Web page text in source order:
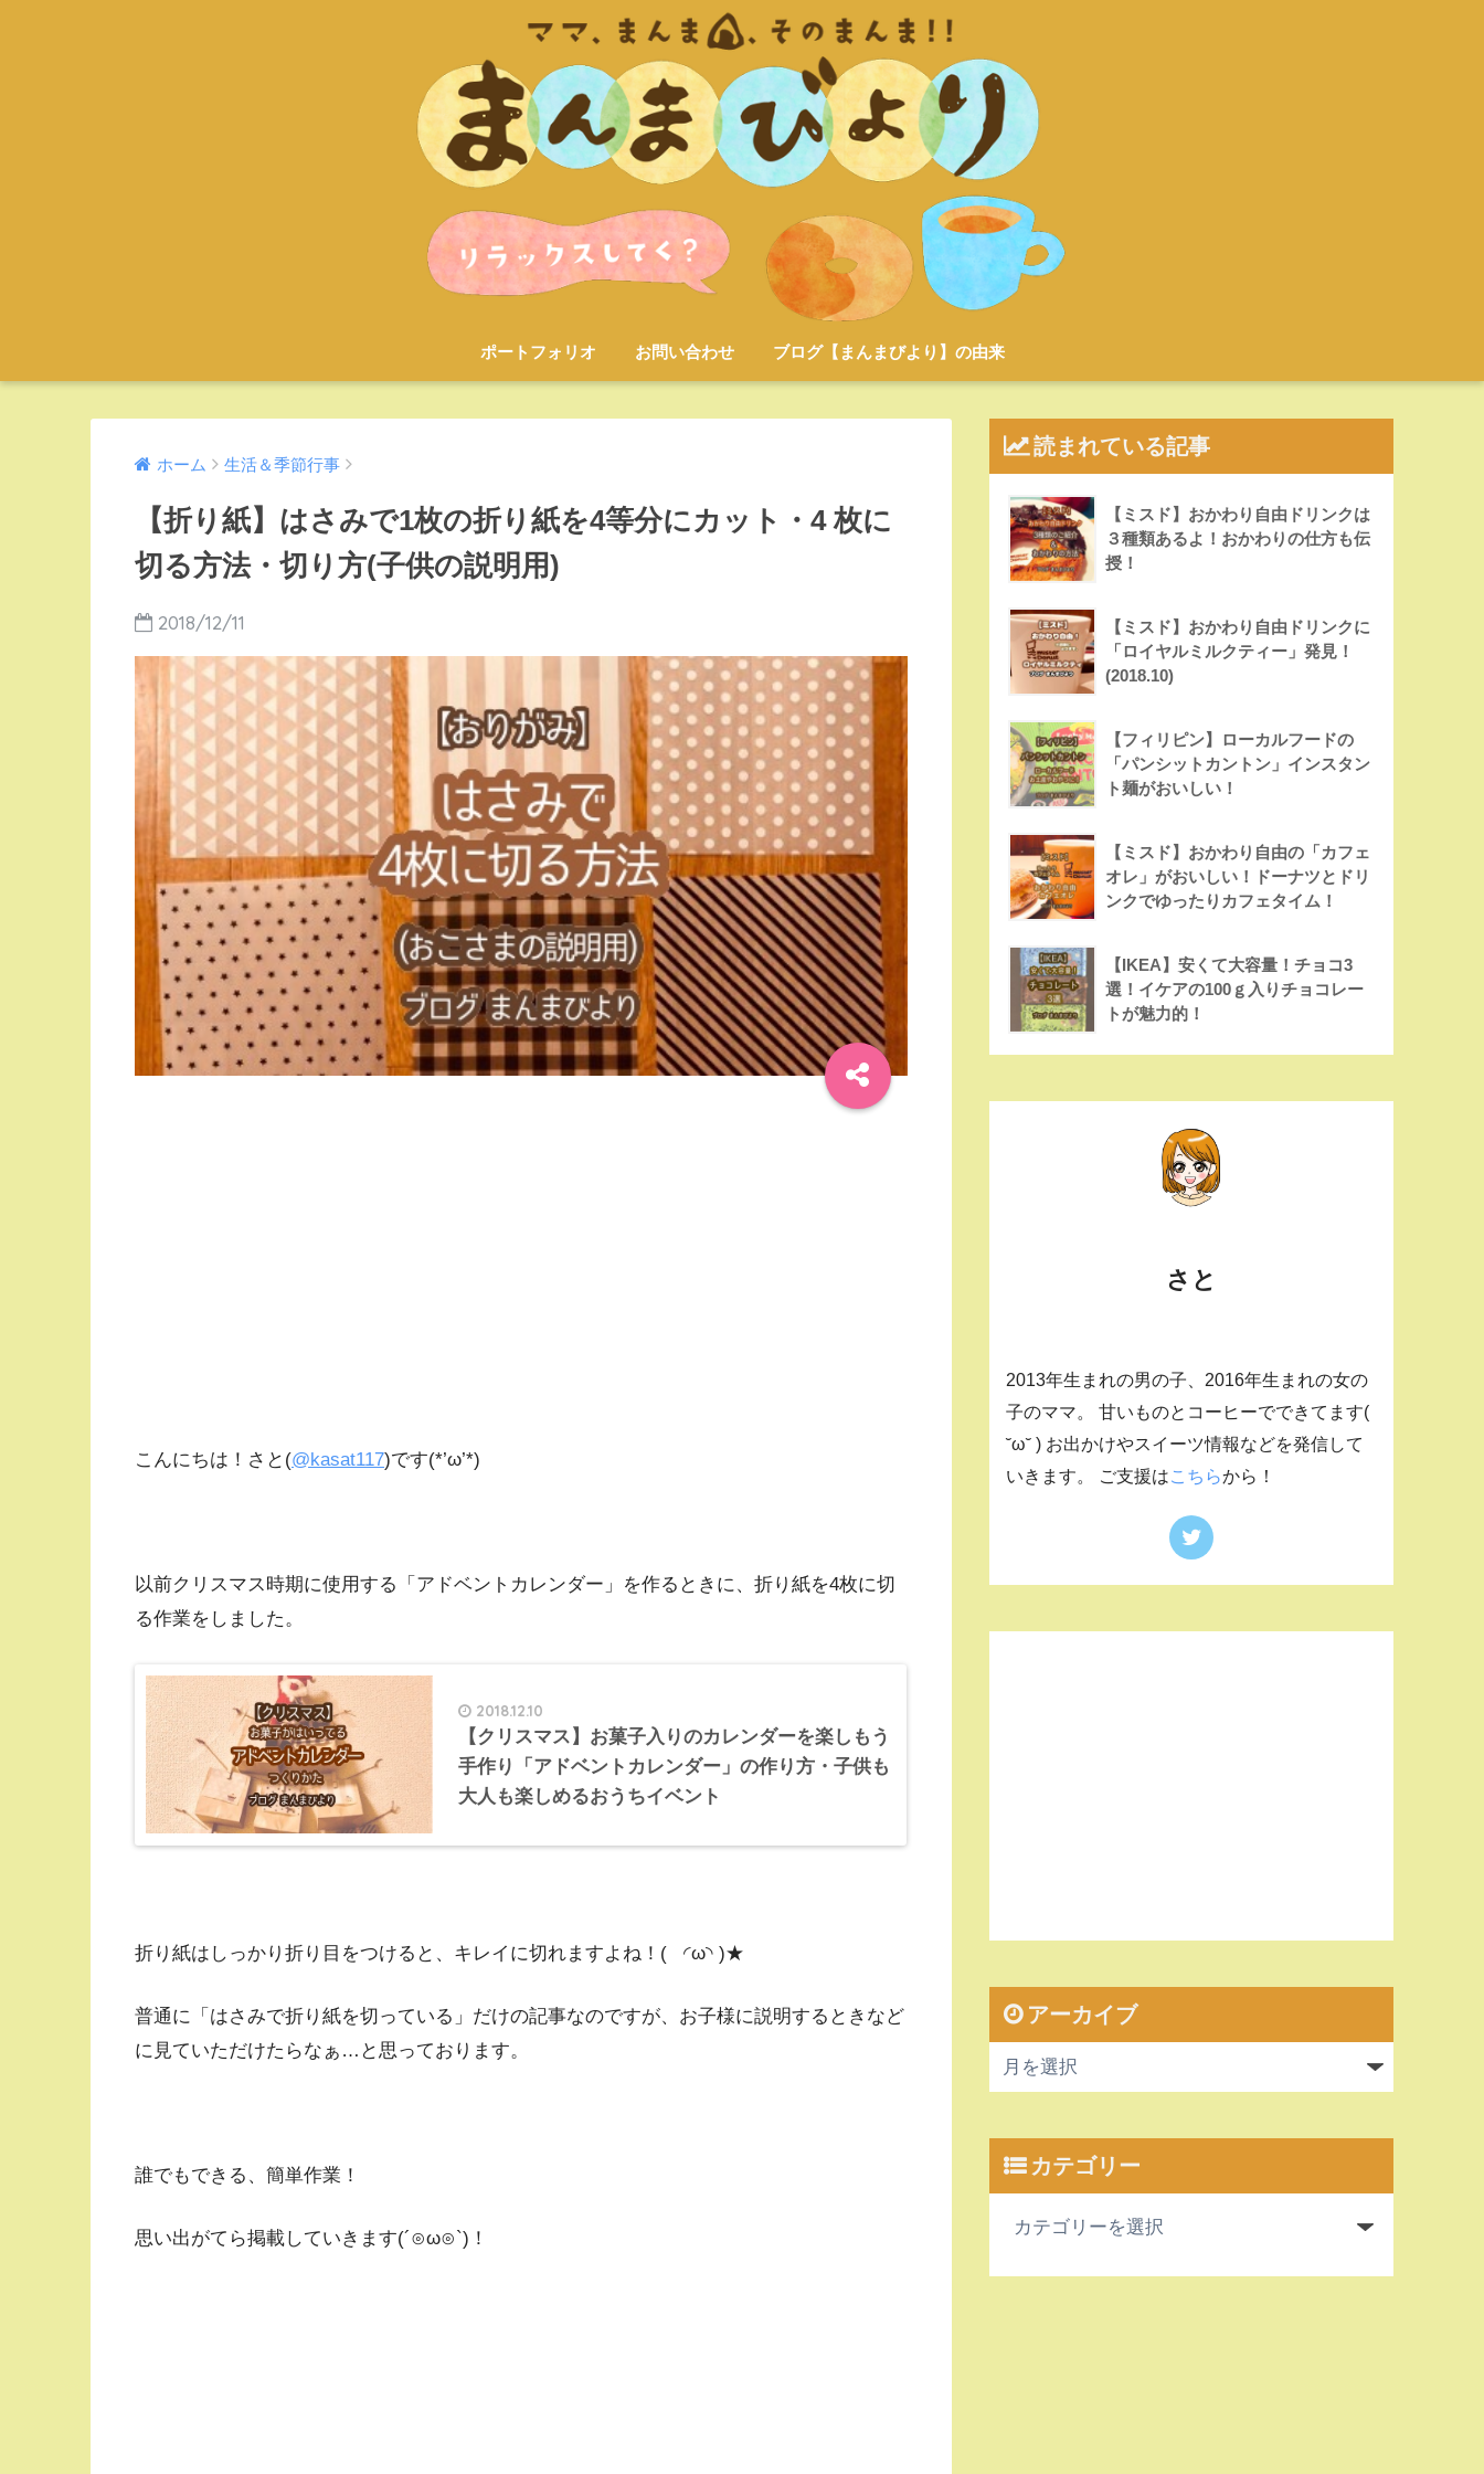
ポートフォリオ お問い合わせ ブログ【まんまびより】の由来
ホーム 生活＆季節行事
【折り紙】はさみで1枚の折り紙を4等分にカット・4 枚に
切る方法・切り方(子供の説明用)
2018/12/11
こんにちは！さと(@kasat117)です(*’ω’*)
以前クリスマス時期に使用する「アドベントカレンダー」を作るときに、折り紙を4枚に切
る作業をしました。
2018.12.10
【クリスマス】お菓子入りのカレンダーを楽しもう
手作り「アドベントカレンダー」の作り方・子供も
大人も楽しめるおうちイベント
折り紙はしっかり折り目をつけると、キレイに切れますよね！( ◜ω◝ )★
普通に「はさみで折り紙を切っている」だけの記事なのですが、お子様に説明するときなど
に見ていただけたらなぁ…と思っております。
誰でもできる、簡単作業！
思い出がてら掲載していきます(´⊙ω⊙`)！
読まれている記事
【ミスド】おかわり自由ドリンクは
３種類あるよ！おかわりの仕方も伝
授！
【ミスド】おかわり自由ドリンクに
「ロイヤルミルクティー」発見！
(2018.10)
【フィリピン】ローカルフードの
「パンシットカントン」インスタン
ト麺がおいしい！
【ミスド】おかわり自由の「カフェ
オレ」がおいしい！ドーナツとドリ
ンクでゆったりカフェタイム！
【IKEA】安くて大容量！チョコ3
選！イケアの100ｇ入りチョコレー
トが魅力的！
さと
2013年生まれの男の子、2016年生まれの女の
子のママ。 甘いものとコーヒーでできてます(
˘ω˘ ) お出かけやスイーツ情報などを発信して
いきます。 ご支援はこちらから！
アーカイブ
カテゴリー